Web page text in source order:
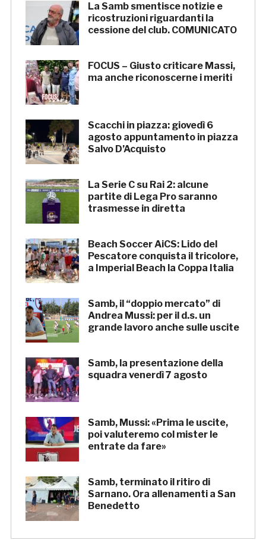
La Samb smentisce notizie e
ricostruzioni riguardanti la
cessione del club. COMUNICATO
FOCUS – Giusto criticare Massi,
ma anche riconoscerne i meriti
Scacchi in piazza: giovedì 6
agosto appuntamento in piazza
Salvo D’Acquisto
La Serie C su Rai 2: alcune
partite di Lega Pro saranno
trasmesse in diretta
Beach Soccer AiCS: Lido del
Pescatore conquista il tricolore,
a Imperial Beach la Coppa Italia
Samb, il “doppio mercato” di
Andrea Mussi: per il d.s. un
grande lavoro anche sulle uscite
Samb, la presentazione della
squadra venerdì 7 agosto
Samb, Mussi: «Prima le uscite,
poi valuteremo col mister le
entrate da fare»
Samb, terminato il ritiro di
Sarnano. Ora allenamenti a San
Benedetto